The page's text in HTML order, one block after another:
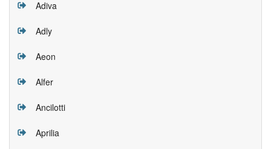
Adiva
Adly
Aeon
Alfer
Ancilotti
Aprilia